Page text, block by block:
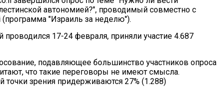
автономией?", проводимый совместно с
(программа "Израиль за неделю").
проводился 17-24 февраля, приняли участие 4.687
подавляющее большинство участников опроса
что такие переговоры не имеют смысла.
точки зрения придерживаются 27% (1.288)